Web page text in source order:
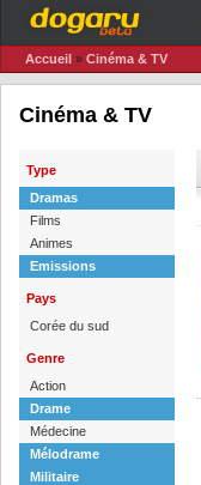
Accueil » Cinéma & TV
Cinéma & TV
Type
Dramas
Films
Animes
Emissions
Pays
Corée du sud
Genre
Action
Drame
Médecine
Mélodrame
Militaire